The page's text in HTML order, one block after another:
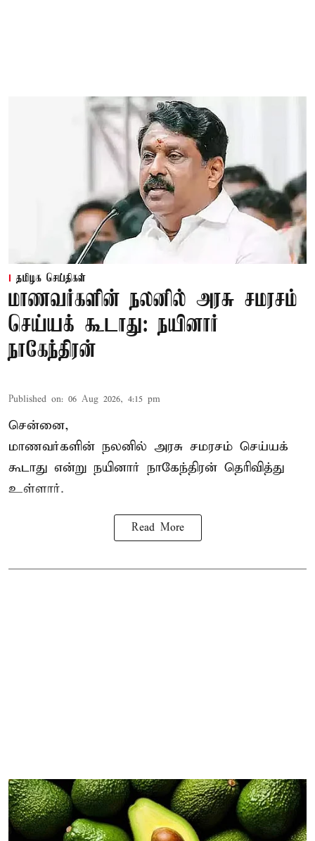
தமிழக செய்திகள்
மாணவர்களின் நலனில் அரசு சமரசம்
செய்யக் கூடாது: நயினார்
நாகேந்திரன்
Published on: 06 Aug 2026, 4:15 pm
சென்னை,
மாணவர்களின் நலனில் அரசு சமரசம் செய்யக்
கூடாது என்று நயினார் நாகேந்திரன் தெரிவித்து
உள்ளார்.
Read More